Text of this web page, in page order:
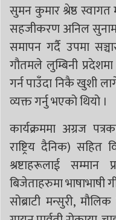
सुमन कुमार श्रेष्ठ
सहजीकरण अनिल
समापन गर्दै उपमा
गौतमले लुम्बिनी
गर्न पाउँदा निकै खुशी
व्यक्त गर्नु भएको थियो ।
कार्यक्रममा अग्रज
राष्ट्रिय दैनिक) सहित
श्रष्टाहरूलाई सम्मान
बिजेताहरुमा भाषाभाषी
सोब्राटी मन्सुरी,